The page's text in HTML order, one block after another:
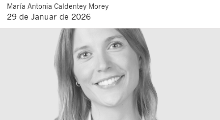
María Antonia Caldentey Morey
29 de Januar de 2026